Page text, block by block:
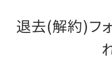
退去(解約)フ